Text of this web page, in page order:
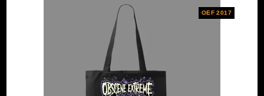
OEF 2017